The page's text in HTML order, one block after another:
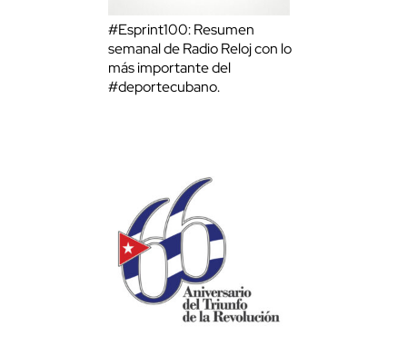
#Esprint100: Resumen
semanal de Radio Reloj con lo
más importante del
#deportecubano.